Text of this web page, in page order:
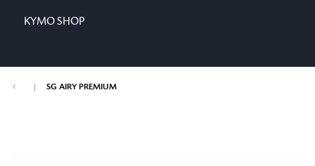
KYMO SHOP
| SG AIRY PREMIUM